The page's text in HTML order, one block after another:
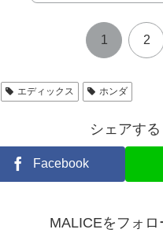
1 2
エディックス ホンダ
シェアする
Facebook
MALICEをフォロ